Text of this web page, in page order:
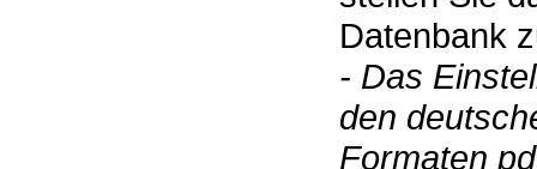
Datenbank
- Das
den
Formaten